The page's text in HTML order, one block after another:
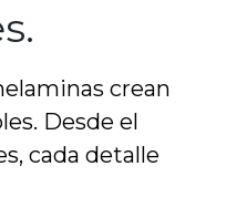
crean
Desde el
cada detalle